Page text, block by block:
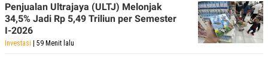
Penjualan Ultrajaya (ULTJ) Melonjak
34,5% Jadi Rp 5,49 Triliun per Semester
I-2026
Investasi | 59 Menit lalu